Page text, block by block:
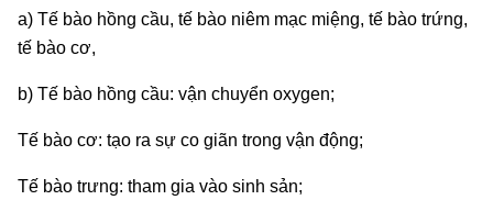
a) Tế bào hồng cầu, tế bào niêm mạc miệng, tế bào trứng,
tế bào cơ,
b) Tế bào hồng cầu: vận chuyển oxygen;
Tế bào cơ: tạo ra sự co giãn trong vận động;
Tế bào trưng: tham gia vào sinh sản;